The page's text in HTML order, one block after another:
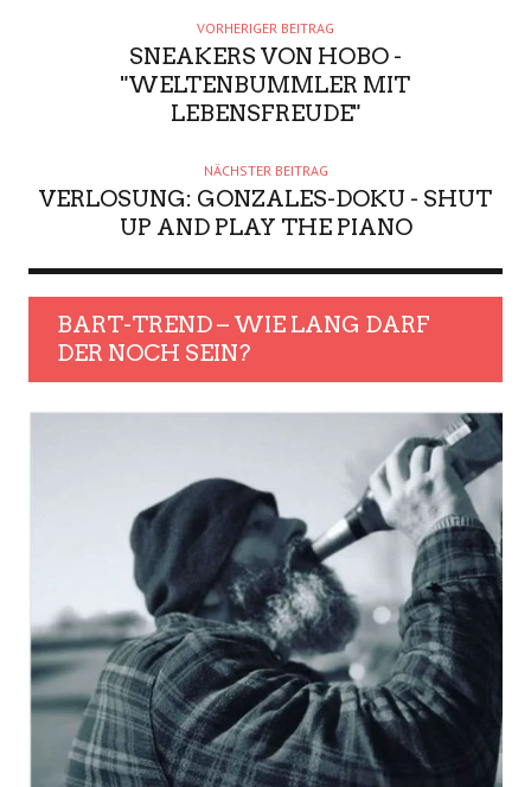
VORHERIGER BEITRAG
SNEAKERS VON HOBO -
"WELTENBUMMLER MIT
LEBENSFREUDE"
NÄCHSTER BEITRAG
VERLOSUNG: GONZALES-DOKU - SHUT
UP AND PLAY THE PIANO
BART-TREND – WIE LANG DARF
DER NOCH SEIN?